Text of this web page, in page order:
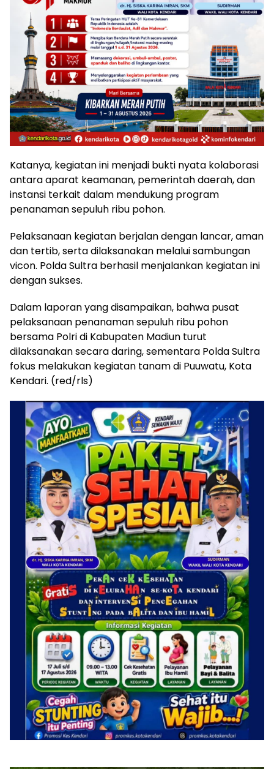
Katanya, kegiatan ini menjadi bukti nyata kolaborasi
antara aparat keamanan, pemerintah daerah, dan
instansi terkait dalam mendukung program
penanaman sepuluh ribu pohon.
Pelaksanaan kegiatan berjalan dengan lancar, aman
dan tertib, serta dilaksanakan melalui sambungan
vicon. Polda Sultra berhasil menjalankan kegiatan ini
dengan sukses.
Dalam laporan yang disampaikan, bahwa pusat
pelaksanaan penanaman sepuluh ribu pohon
bersama Polri di Kabupaten Madiun turut
dilaksanakan secara daring, sementara Polda Sultra
fokus melakukan kegiatan tanam di Puuwatu, Kota
Kendari. (red/rls)